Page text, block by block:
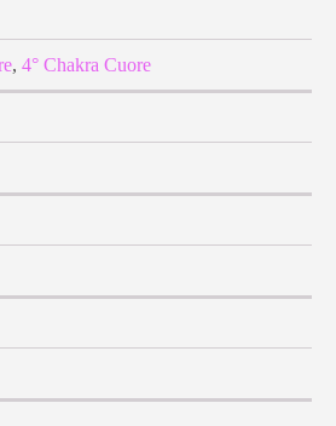
, 4° Chakra Cuore